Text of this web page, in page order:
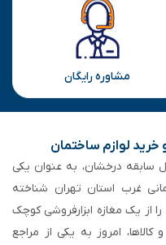
مشاوره رایگان
خرید لوازم ساختمان
ساختمانی خاجی‌ با بیش از ۵۰ سال سابقه‌ درخشان، به عنوان یکی
غرب استان تهران شناخته
از یک مغازه ابزارفروشی کوچک
امروز به یکی از مراجع